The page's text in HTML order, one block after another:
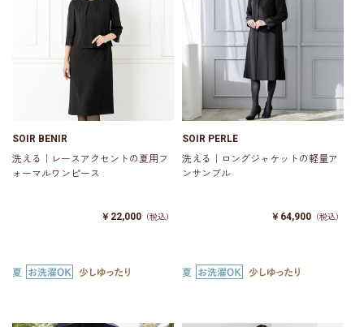
SOIR BENIR
洗える｜レースアクセントの夏用フ
ォーマルワンピース
￥22,000 （税込）
SOIR PERLE
洗える｜ロングジャケットの軽量ア
ンサンブル
￥64,900 （税込）